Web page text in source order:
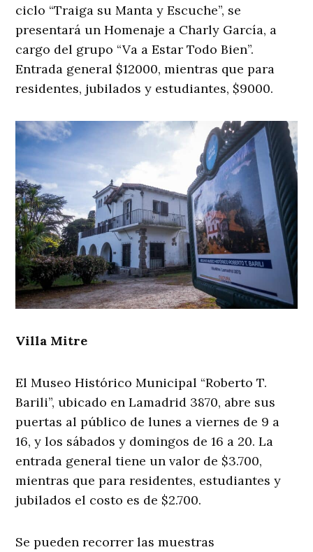
ciclo “Traiga su Manta y Escuche”, se
presentará un Homenaje a Charly García, a
cargo del grupo “Va a Estar Todo Bien”.
Entrada general $12000, mientras que para
residentes, jubilados y estudiantes, $9000.
Villa Mitre
El Museo Histórico Municipal “Roberto T.
Barili”, ubicado en Lamadrid 3870, abre sus
puertas al público de lunes a viernes de 9 a
16, y los sábados y domingos de 16 a 20. La
entrada general tiene un valor de $3.700,
mientras que para residentes, estudiantes y
jubilados el costo es de $2.700.
Se pueden recorrer las muestras